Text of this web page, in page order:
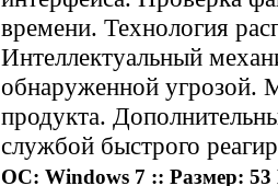
времени. Технология
Интеллектуальный
обнаруженной угрозой.
продукта.
службой быстрого
ОС: Windows 7 :: Размер: